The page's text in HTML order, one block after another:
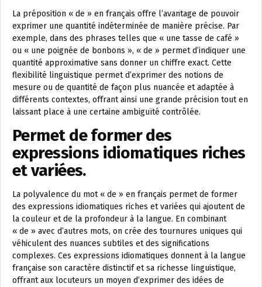
La préposition « de » en français offre l’avantage de pouvoir
exprimer une quantité indéterminée de manière précise. Par
exemple, dans des phrases telles que « une tasse de café »
ou « une poignée de bonbons », « de » permet d’indiquer une
quantité approximative sans donner un chiffre exact. Cette
flexibilité linguistique permet d’exprimer des notions de
mesure ou de quantité de façon plus nuancée et adaptée à
différents contextes, offrant ainsi une grande précision tout en
laissant place à une certaine ambiguïté contrôlée.
Permet de former des
expressions idiomatiques riches
et variées.
La polyvalence du mot « de » en français permet de former
des expressions idiomatiques riches et variées qui ajoutent de
la couleur et de la profondeur à la langue. En combinant
« de » avec d’autres mots, on crée des tournures uniques qui
véhiculent des nuances subtiles et des significations
complexes. Ces expressions idiomatiques donnent à la langue
française son caractère distinctif et sa richesse linguistique,
offrant aux locuteurs un moyen d’exprimer des idées de